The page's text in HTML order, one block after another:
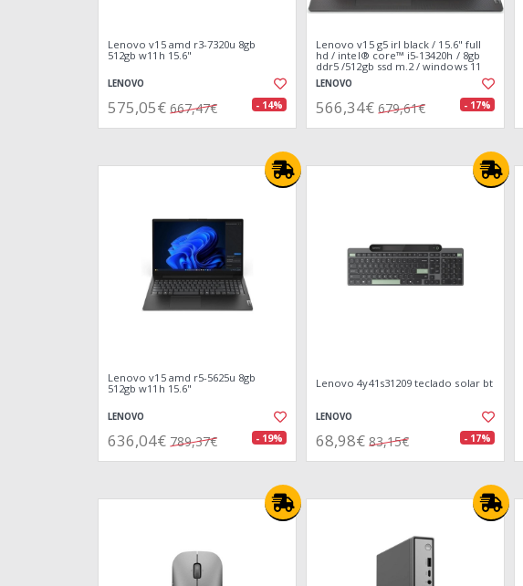
Lenovo v15 amd r3-7320u 8gb
512gb w11h 15.6"
LENOVO
575,05€ 667,47€ - 14%
Lenovo v15 g5 irl black / 15.6" full
hd / intel® core™ i5-13420h / 8gb
ddr5 /512gb ssd m.2 / windows 11
home
LENOVO
566,34€ 679,61€ - 17%
Lenovo v15 amd r5-5625u 8gb
512gb w11h 15.6"
LENOVO
636,04€ 789,37€ - 19%
Lenovo 4y41s31209 teclado solar bt
LENOVO
68,98€ 83,15€ - 17%